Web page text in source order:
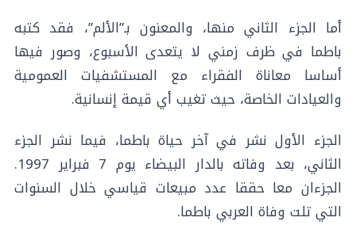
أما الجزء الثاني منها، والمعنون بـ”الألم”، فقد كتبه
باطما في ظرف زمني لا يتعدى الأسبوع، وصور فيها
أساسا معاناة الفقراء مع المستشفيات العمومية
والعيادات الخاصة، حيث تغيب أي قيمة إنسانية.
الجزء الأول نشر في آخر حياة باطما، فيما نشر الجزء
الثاني، بعد وفاته بالدار البيضاء يوم 7 فبراير 1997.
الجزءان معا حققا عدد مبيعات قياسي خلال السنوات
التي تلت وفاة العربي باطما.